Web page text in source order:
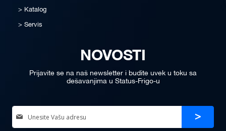
Katalog
Servis
NOVOSTI
Prijavite se na naš newsletter i budite uvek u toku sa
dešavanjima u Status-Frigo-u
Sign
Up
Prijava